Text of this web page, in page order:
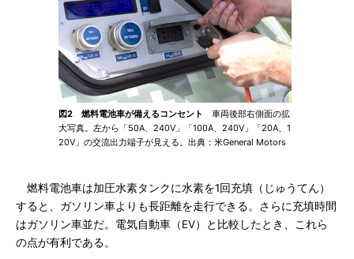
図2 燃料電池車が備えるコンセント
車両後部右側面の拡
大写真。左から「50A、240V」「100A、240V」「20A、1
20V」の交流出力端子が見える。出典：米General Motors
燃料電池車は加圧水素タンクに水素を1回充填（じゅうてん）
すると、ガソリン車よりも長距離を走行できる。さらに充填時間
はガソリン車並だ。電気自動車（EV）と比較したとき、これら
の点が有利である。